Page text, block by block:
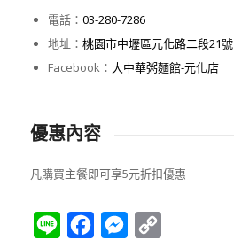
電話： 03-280-7286
地址： 桃園市中壢區元化路二段21號
Facebook： 大中華粥麵館-元化店
優惠內容
凡購買主餐即可享5元折扣優惠
Line FacebookMessenger